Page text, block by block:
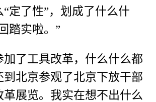
定了性”，划成了什么什
踏实啦。”
加了工具改革，什么什么都
到北京参观了北京下放干部
革展览。我实在想不出什么